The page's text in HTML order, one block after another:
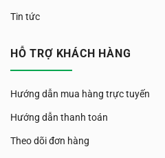
Tin tức
HỖ TRỢ KHÁCH HÀNG
Hướng dẫn mua hàng trực tuyến
Hướng dẫn thanh toán
Theo dõi đơn hàng